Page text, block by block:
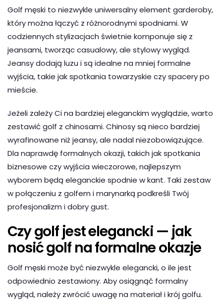
Golf męski to niezwykle uniwersalny element garderoby,
który można łączyć z różnorodnymi spodniami. W
codziennych stylizacjach świetnie komponuje się z
jeansami, tworząc casualowy, ale stylowy wygląd.
Jeansy dodają luzu i są idealne na mniej formalne
wyjścia, takie jak spotkania towarzyskie czy spacery po
mieście.
Jeżeli zależy Ci na bardziej eleganckim wyglądzie, warto
zestawić golf z chinosami. Chinosy są nieco bardziej
wyrafinowane niż jeansy, ale nadal niezobowiązujące.
Dla naprawdę formalnych okazji, takich jak spotkania
biznesowe czy wyjścia wieczorowe, najlepszym
wyborem będą eleganckie spodnie w kant. Taki zestaw
w połączeniu z golfem i marynarką podkreśli Twój
profesjonalizm i dobry gust.
Czy golf jest elegancki — jak
nosić golf na formalne okazje
Golf męski może być niezwykle elegancki, o ile jest
odpowiednio zestawiony. Aby osiągnąć formalny
wygląd, należy zwrócić uwagę na materiał i krój golfu.